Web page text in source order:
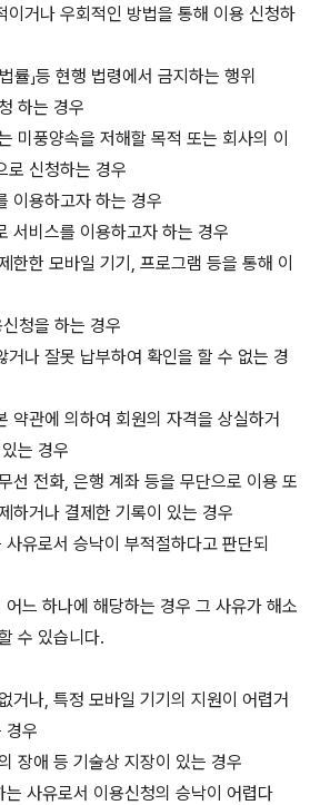
이거나 우회적인 방법을 통해 이용 신청하
률」등 현행 법령에서 금지하는 행위
하는 경우
미풍양속을 저해할 목적 또는 회사의 이
로 신청하는 경우
이용하고자 하는 경우
서비스를 이용하고자 하는 경우
한한 모바일 기기, 프로그램 등을 통해 이
청을 하는 경우
거나 잘못 납부하여 확인을 할 수 없는 경
약관에 의하여 회원의 자격을 상실하거
는 경우
선 전화, 은행 계좌 등을 무단으로 이용 또
하거나 결제한 기록이 있는 경우
유로서 승낙이 부적절하다고 판단되
느 하나에 해당하는 경우 그 사유가 해소
수 있습니다.
거나, 특정 모바일 기기의 지원이 어렵거
경우
장애 등 기술상 지장이 있는 경우
사유로서 이용신청의 승낙이 어렵다